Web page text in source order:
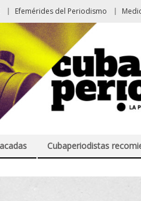
Efemérides del Periodismo
Cubaperiodistas